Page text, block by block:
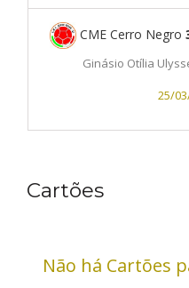
CME Cerro Negro
Ginásio Otília
25/
Cartões
Não há Cartões